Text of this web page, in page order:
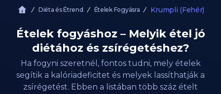
Diéta és Étrend Ételek Fogyásra Krumpli (Fehér)
Ételek fogyáshoz – Melyik étel jó
diétához és zsírégetéshez?
Ha fogyni szeretnél, fontos tudni, mely ételek
segítik a kalóriadeficitet és melyek lassíthatják a
zsírégetést. Ebben a listában több száz ételt